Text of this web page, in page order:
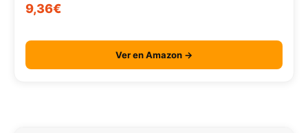
9,36€
Ver en Amazon →